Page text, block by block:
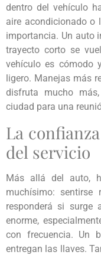
dentro del vehículo
aire acondicionado o
importancia. Un auto
trayecto corto se
vehículo es cómodo
ligero. Manejas más
disfruta mucho
ciudad para una
La
del servicio
Más allá del auto,
muchísimo: sentirse
responderá si surge
enorme,
con frecuencia. Un
entregan las llaves.